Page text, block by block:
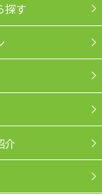
探す
介